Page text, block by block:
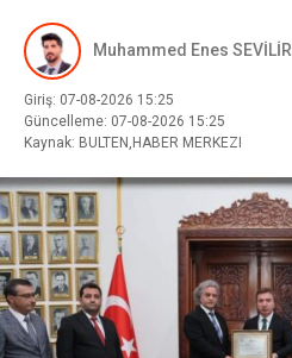
Muhammed Enes SEVİLİR
Giriş: 07-08-2026 15:25
Güncelleme: 07-08-2026 15:25
Kaynak: BULTEN,HABER MERKEZI